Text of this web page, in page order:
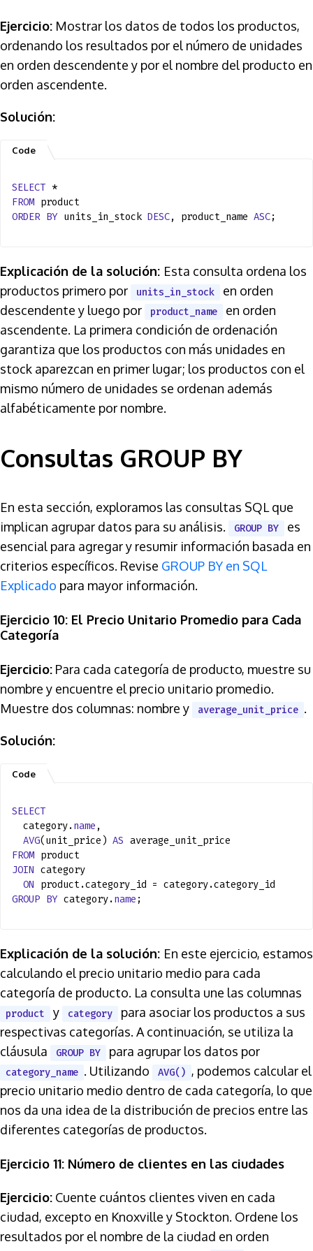
Ejercicio: Mostrar los datos de todos los productos,
ordenando los resultados por el número de unidades
en orden descendente y por el nombre del producto en
orden ascendente.
Solución:
SELECT *
FROM product
ORDER BY units_in_stock DESC, product_name ASC;
Explicación de la solución: Esta consulta ordena los
productos primero por
units_in_stock
en orden
descendente y luego por
product_name
en orden
ascendente. La primera condición de ordenación
garantiza que los productos con más unidades en
stock aparezcan en primer lugar; los productos con el
mismo número de unidades se ordenan además
alfabéticamente por nombre.
Consultas GROUP BY
En esta sección, exploramos las consultas SQL que
implican agrupar datos para su análisis.
GROUP BY
es
esencial para agregar y resumir información basada en
criterios específicos. Revise GROUP BY en SQL
Explicado para mayor información.
Ejercicio 10: El Precio Unitario Promedio para Cada
Categoría
Ejercicio: Para cada categoría de producto, muestre su
nombre y encuentre el precio unitario promedio.
Muestre dos columnas: nombre y
average_unit_price .
Solución:
SELECT
category.name ,
AVG(unit_price) AS average_unit_price
FROM product
JOIN category
ON product.category_id = category.category_id
GROUP BY category.name ;
Explicación de la solución: En este ejercicio, estamos
calculando el precio unitario medio para cada
categoría de producto. La consulta une las columnas
product y category
para asociar los productos a sus
respectivas categorías. A continuación, se utiliza la
cláusula
GROUP BY para agrupar los datos por
category_name . Utilizando AVG() , podemos calcular el
precio unitario medio dentro de cada categoría, lo que
nos da una idea de la distribución de precios entre las
diferentes categorías de productos.
Ejercicio 11: Número de clientes en las ciudades
Ejercicio: Cuente cuántos clientes viven en cada
ciudad, excepto en Knoxville y Stockton. Ordene los
resultados por el nombre de la ciudad en orden